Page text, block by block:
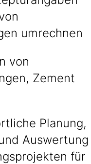
umrechnen
von
Zement
Planung,
Auswertung
für